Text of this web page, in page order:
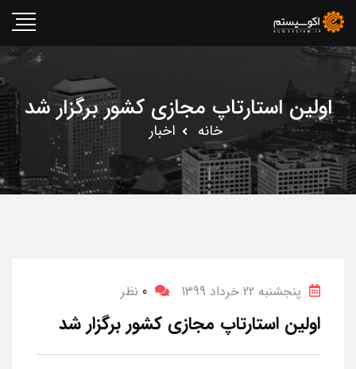
اولین استارتاپ مجازی کشور برگزار شد
خانه اخبار
پنجشنبه 22 خرداد 1399 0 نظر
اولین استارتاپ مجازی کشور برگزار شد